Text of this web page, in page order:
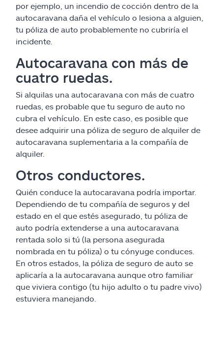
por ejemplo, un incendio de cocción dentro de la
autocaravana daña el vehículo o lesiona a alguien,
tu póliza de auto probablemente no cubriría el
incidente.
Autocaravana con más de
cuatro ruedas.
Si alquilas una autocaravana con más de cuatro
ruedas, es probable que tu seguro de auto no
cubra el vehículo. En este caso, es posible que
desee adquirir una póliza de seguro de alquiler de
autocaravana suplementaria a la compañía de
alquiler.
Otros conductores.
Quién conduce la autocaravana podría importar.
Dependiendo de tu compañía de seguros y del
estado en el que estés asegurado, tu póliza de
auto podría extenderse a una autocaravana
rentada solo si tú (la persona asegurada
nombrada en tu póliza) o tu cónyuge conduces.
En otros estados, la póliza de seguro de auto se
aplicaría a la autocaravana aunque otro familiar
que viviera contigo (tu hijo adulto o tu padre vivo)
estuviera manejando.